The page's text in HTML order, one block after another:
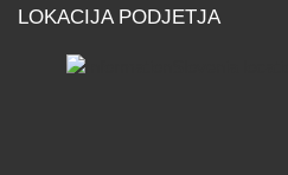
LOKACIJA PODJETJA